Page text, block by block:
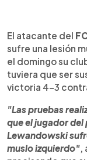
El atacante del
sufre una lesión
el domingo su
tuviera que ser
victoria 4-3
"Las pruebas
que el jugador
Lewandowski
muslo izquierdo"